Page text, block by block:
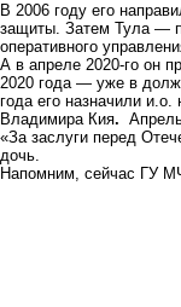
В 2006 году его
защиты. Затем Тула —
оперативного
А в апреле 2020-го он
2020 года — уже в
года его назначили
Владимира Кия.
«За заслуги перед
дочь.
Напомним, сейчас ГУ